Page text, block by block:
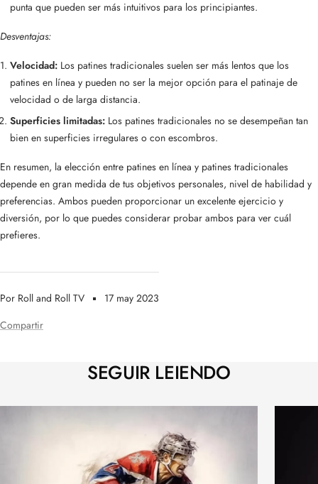
Por Roll and Roll TV
17 may 2023
Compartir
punta que pueden ser más intuitivos para los principiantes.
Desventajas:
Velocidad: Los patines tradicionales suelen ser más lentos que los
patines en línea y pueden no ser la mejor opción para el patinaje de
velocidad o de larga distancia.
Superficies limitadas: Los patines tradicionales no se desempeñan tan
bien en superficies irregulares o con escombros.
En resumen, la elección entre patines en línea y patines tradicionales
depende en gran medida de tus objetivos personales, nivel de habilidad y
preferencias. Ambos pueden proporcionar un excelente ejercicio y
diversión, por lo que puedes considerar probar ambos para ver cuál
prefieres.
SEGUIR LEIENDO